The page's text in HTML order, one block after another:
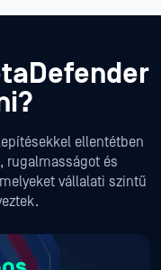
ellentétben
rugalmasságot és
vállalati szintű